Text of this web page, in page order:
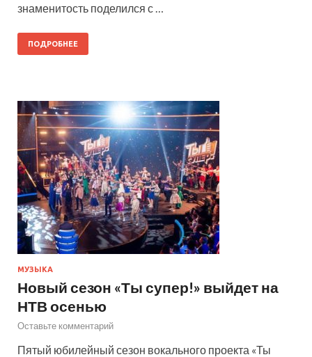
знаменитость поделился с …
ПОДРОБНЕЕ
МУЗЫКА
Новый сезон «Ты супер!» выйдет на
НТВ осенью
Оставьте комментарий
Пятый юбилейный сезон вокального проекта «Ты